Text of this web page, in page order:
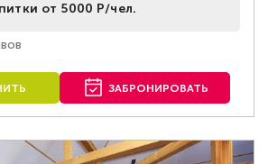
от 5000 Р/чел.
ЗАБРОНИРОВАТЬ